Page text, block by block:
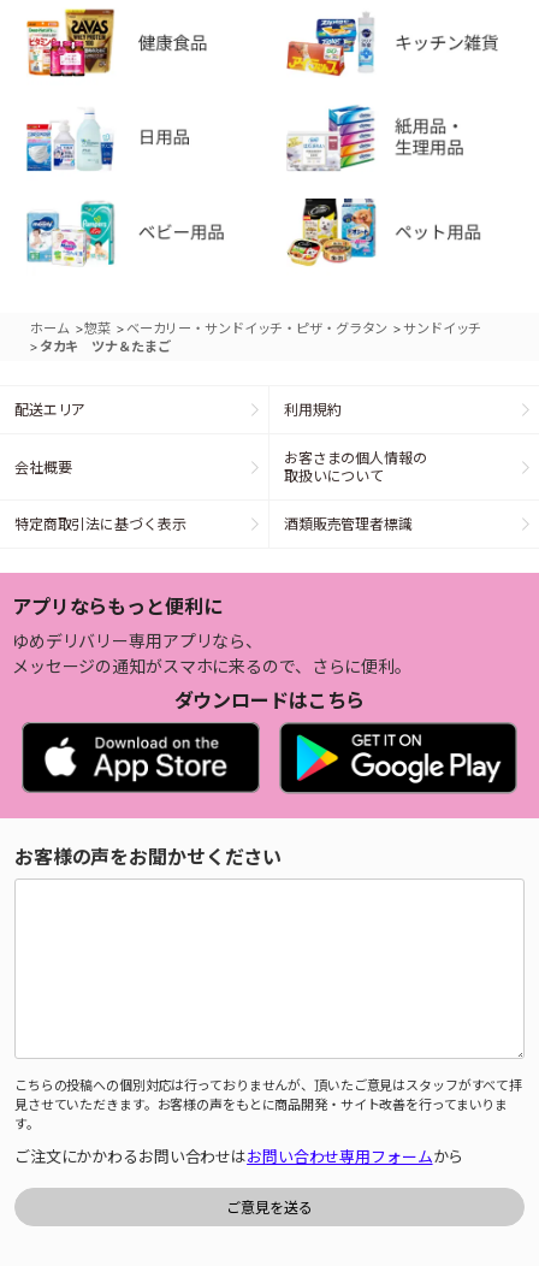
ホーム >惣菜 > ベーカリー・サンドイッチ・ピザ・グラタン >サンドイッチ
> タカキ ツナ＆たまご
配送エリア 利用規約
会社概要
お客さまの個人情報の
取扱いについて
特定商取引法に基づく表示 酒類販売管理者標識
アプリならもっと便利に
ゆめデリバリー専用アプリなら、
メッセージの通知がスマホに来るので、さらに便利。
ダウンロードはこちら
お客様の声をお聞かせください
こちらの投稿への個別対応は行っておりませんが、頂いたご意見はスタッフがすべて拝
見させていただきます。お客様の声をもとに商品開発・サイト改善を行ってまいりま
す。
ご注文にかかわるお問い合わせはお問い合わせ専用フォームから